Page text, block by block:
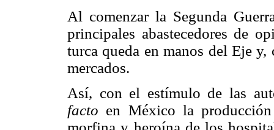
Al comenzar la Segunda
principales abastecedores de
turca queda en manos del Eje y,
mercados.
Así, con el estímulo de las
facto en México la